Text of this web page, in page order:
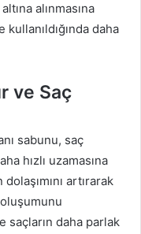
alınmasına
daha
ve Saç
sabunu, saç
hızlı uzamasına
artırarak
daha parlak